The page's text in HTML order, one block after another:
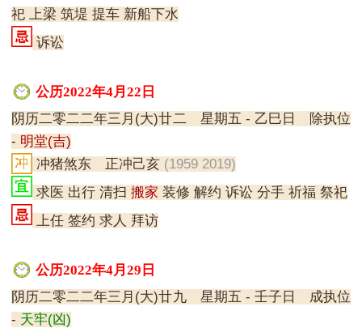
祀 上梁 筑堤 提车 新船下水
诉讼
公历2022年4月22日
阴历二零二二年三月(大)廿二 星期五 - 乙巳日 除执位
- 明堂(吉)
冲猪煞东 正冲己亥 (1959 2019)
求医 出行 清扫 搬家 装修 解约 诉讼 分手 祈福 祭祀
上任 签约 求人 拜访
公历2022年4月29日
阴历二零二二年三月(大)廿九 星期五 - 壬子日 成执位
- 天牢(凶)